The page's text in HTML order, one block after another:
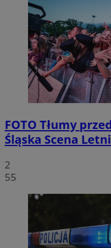
FOTO Tłumy
Śląska Scena
2
55